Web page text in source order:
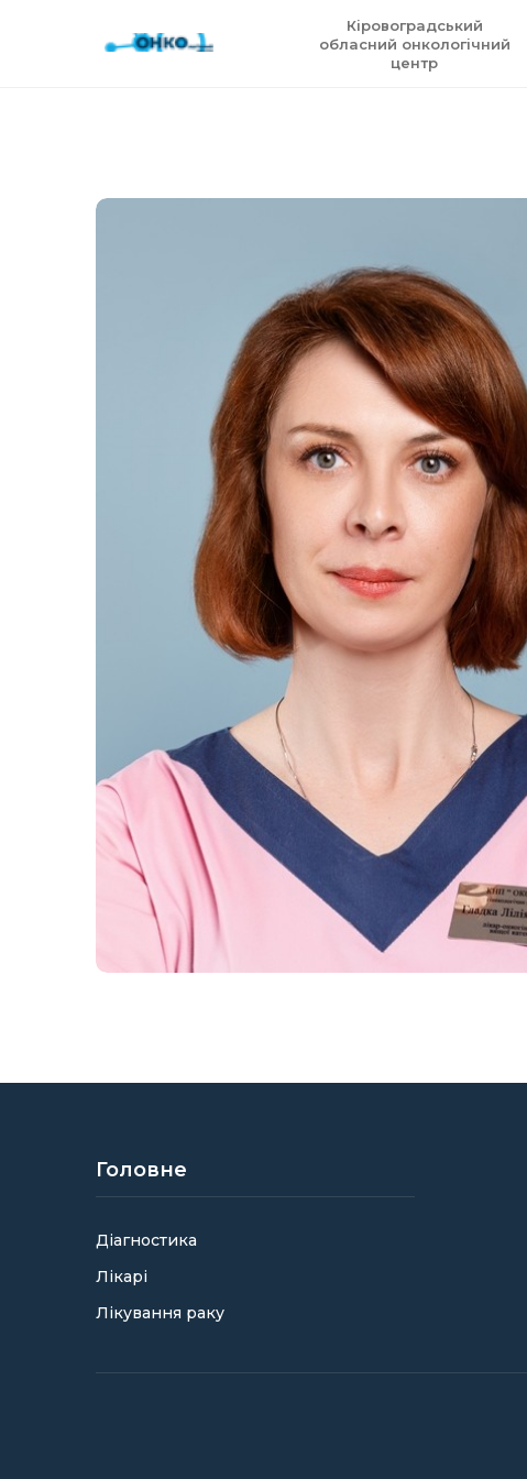
Кіровоградський
обласний онкологічний
центр
Головне
Діагностика
Лікарі
Лікування раку